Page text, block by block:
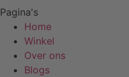
Pagina's
Home
Winkel
Over ons
Blogs